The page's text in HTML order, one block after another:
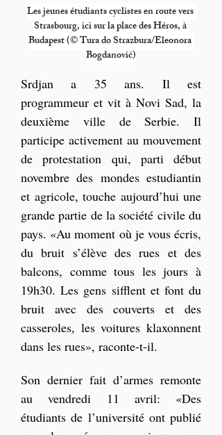
Les jeunes étudiants cyclistes en route vers
Strasbourg, ici sur la place des Héros, à
Budapest (© Tura do Strazbura/Eleonora
Bogdanović)
Srdjan a 35 ans. Il est
programmeur et vit à Novi Sad, la
deuxième ville de Serbie. Il
participe activement au mouvement
de protestation qui, parti début
novembre des mondes estudiantin
et agricole, touche aujourd’hui une
grande partie de la société civile du
pays. «Au moment où je vous écris,
du bruit s’élève des rues et des
balcons, comme tous les jours à
19h30. Les gens sifflent et font du
bruit avec des couverts et des
casseroles, les voitures klaxonnent
dans les rues», raconte-t-il.
Son dernier fait d’armes remonte
au vendredi 11 avril: «Des
étudiants de l’université ont publié